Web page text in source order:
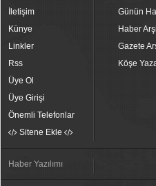
İletişim
Künye
Linkler
Rss
Üye Ol
Üye Girişi
Önemli Telefonlar
Sitene Ekle
Günün
Haber
Gazete
Köşe
Haber Yazılımı